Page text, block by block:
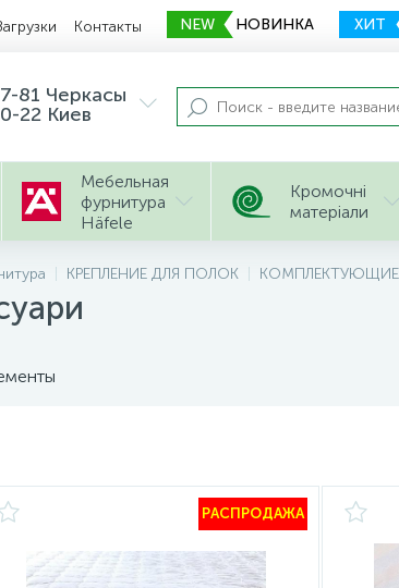
Контакты NEW НОВИНКА ХИТ
81 Черкасы
22 Киев
Мебельная
фурнитура
Häfele
Кромочні
матеріали
КРЕПЛЕНИЕ ДЛЯ ПОЛОК КОМПЛЕКТУЮЩИЕ
РАСПРОДАЖА